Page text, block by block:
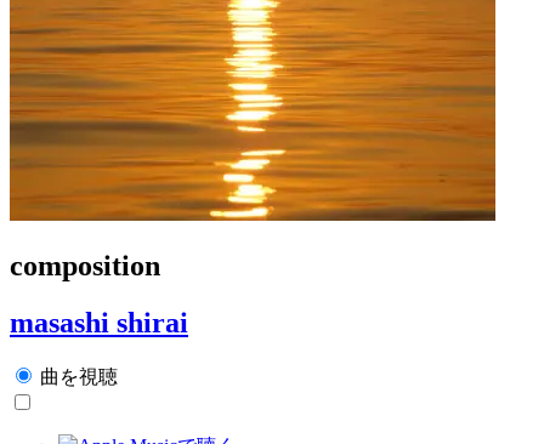
composition
masashi shirai
曲を視聴